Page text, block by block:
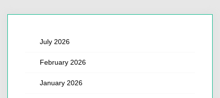
July 2026
February 2026
January 2026